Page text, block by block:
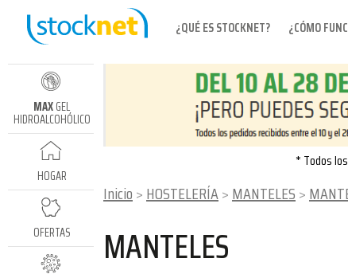
¿QUÉ ES STOCKNET? ¿CÓMO
MAXGEL
HIDROALCOHÓLICO
HOGAR
OFERTAS
* Todos
Inicio HOSTELERÍA MANTELES
MANTELES